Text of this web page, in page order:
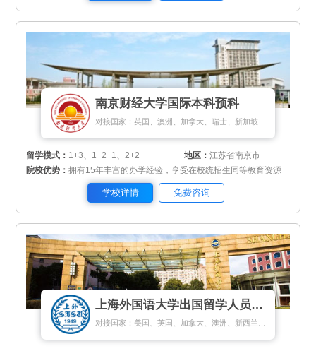
南京财经大学国际本科预科
留学模式： 1+3、1+2+1、2+2 地区：江苏省南京市
院校优势：拥有15年丰富的办学经验，享受在校统招生同等教育资源
学校详情 免费咨询
上海外国语大学出国留学人员培训部